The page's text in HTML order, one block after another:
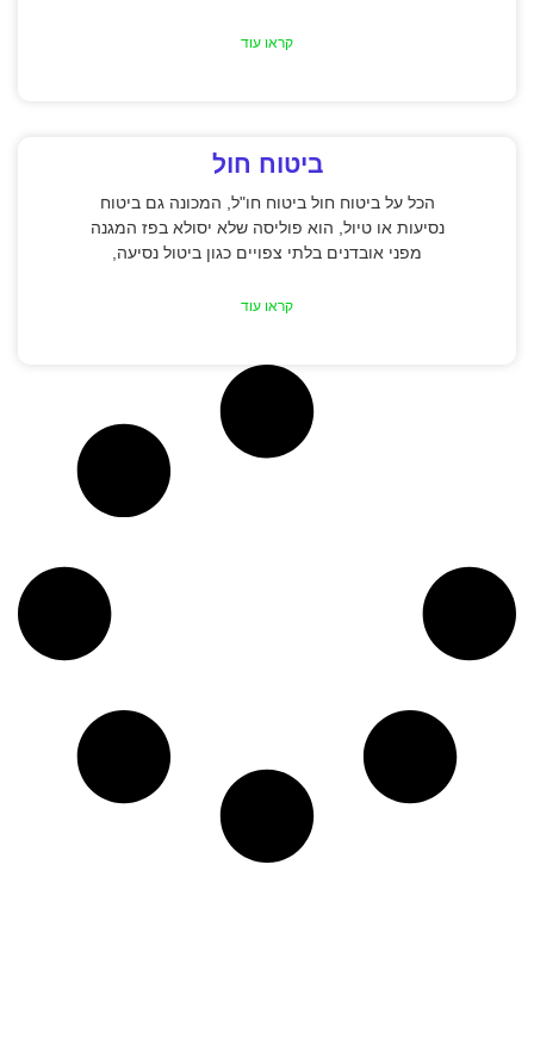
קראו עוד
ביטוח חול
הכל על ביטוח חול ביטוח חו"ל, המכונה גם ביטוח
נסיעות או טיול, הוא פוליסה שלא יסולא בפז המגנה
מפני אובדנים בלתי צפויים כגון ביטול נסיעה,
קראו עוד